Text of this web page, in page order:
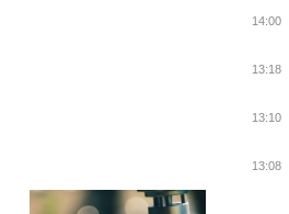
14:00
13:18
13:10
13:08